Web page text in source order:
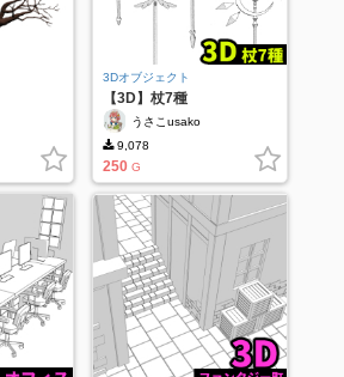
3Dオブジェクト
【3D】杖7種
うさこusako
9,078
250 G